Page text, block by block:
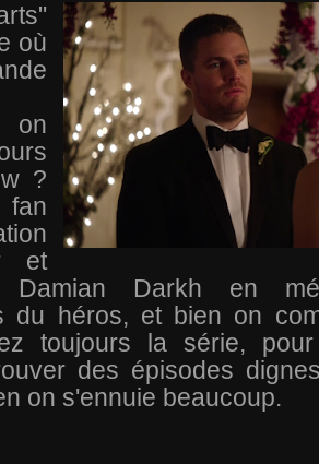
où
?
fan
et
Damian Darkh en
du héros, et bien on
toujours la série,
des épisodes
on s'ennuie beaucoup.